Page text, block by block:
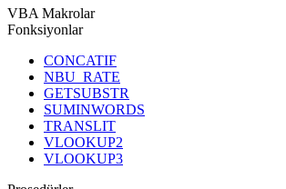
VBA Makrolar
Fonksiyonlar
CONCATIF
NBU_RATE
GETSUBSTR
SUMINWORDS
TRANSLIT
VLOOKUP2
VLOOKUP3